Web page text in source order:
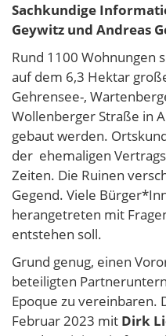
Sachkundige
Geywitz und Andreas
Rund 1100 Wohnungen
auf dem 6,3 Hektar
Gehrensee-,
Wollenberger Straße in
gebaut werden.
der ehemaligen
Zeiten. Die Ruinen
Gegend. Viele
herangetreten mit
entstehen soll.
Grund genug, einen
beteiligten
Epoque zu vereinbaren.
Februar 2023 mit Dirk